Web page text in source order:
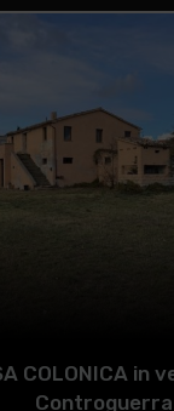
COLONICA in
Controguerra